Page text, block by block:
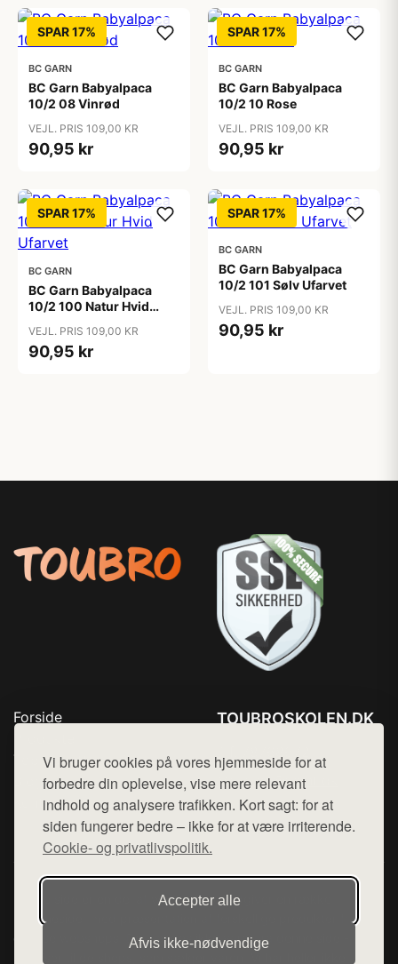
Vi bruger cookies på vores hjemmeside for at
forbedre din oplevelse, vise mere relevant
indhold og analysere trafikken. Kort sagt: for at
siden fungerer bedre – ikke for at være irriterende.
Cookie- og privatlivspolitik.
Accepter alle
Afvis ikke‑nødvendige
SPAR 17%
BC GARN
BC Garn Babyalpaca
10/2 08 Vinrød
VEJL. PRIS 109,00 KR
90,95 kr
SPAR 17%
BC GARN
BC Garn Babyalpaca
10/2 10 Rose
VEJL. PRIS 109,00 KR
90,95 kr
SPAR 17%
BC GARN
BC Garn Babyalpaca
10/2 100 Natur Hvid
VEJL. PRIS 109,00 KR
90,95 kr
SPAR 17%
BC GARN
BC Garn Babyalpaca
10/2 101 Sølv Ufarvet
VEJL. PRIS 109,00 KR
90,95 kr
Forside
Top Rabatter
Blog
Kontakt
TOUBROSKOLEN.DK
Mail: hej@want.dk
Cookie- og privatlivspolitik
Denne side er en del af want.dk, der udgiver en række
hjemmesider med præsentation af forskellige produkter fra
diverse webshops. Der sælges ikke varer fra denne side - vi
henviser til de shops, som sælger varen. Vi har heller ikke